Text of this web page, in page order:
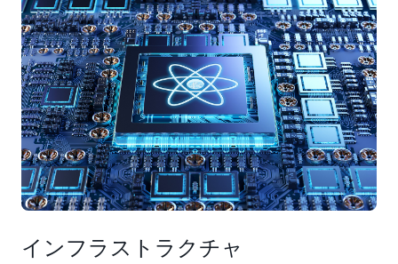
インフラストラクチャ